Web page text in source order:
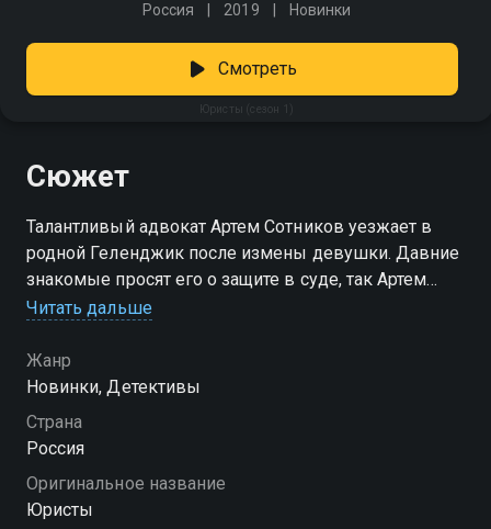
Россия 2019 Новинки
Юристы (сезон 1)
Смотреть
Сюжет
Талантливый адвокат Артем Сотников уезжает в
родной Геленджик после измены девушки. Давние
знакомые просят его о защите в суде, так Артем
быстро набирает популярность в провинциальном
адвокатского бюро и помогать невинным, но
помимо новых друзей и возлюбленной Артем
обретает врагов. Удастся ли ему спасти всех и
сразу?
Посмотреть онлайн 1 сезон сериала Юристы вы
можете совершенно бесплатно в хорошем HD
Читать дальше
Жанр
Новинки, Детективы
Страна
Россия
Оригинальное название
Юристы